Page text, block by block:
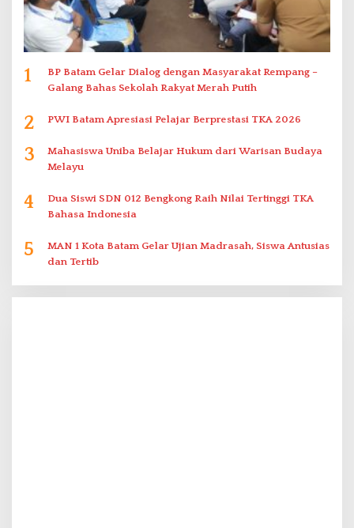
1
BP Batam Gelar Dialog dengan Masyarakat Rempang –
Galang Bahas Sekolah Rakyat Merah Putih
2 PWI Batam Apresiasi Pelajar Berprestasi TKA 2026
3
Mahasiswa Uniba Belajar Hukum dari Warisan Budaya
Melayu
4
Dua Siswi SDN 012 Bengkong Raih Nilai Tertinggi TKA
Bahasa Indonesia
5
MAN 1 Kota Batam Gelar Ujian Madrasah, Siswa Antusias
dan Tertib